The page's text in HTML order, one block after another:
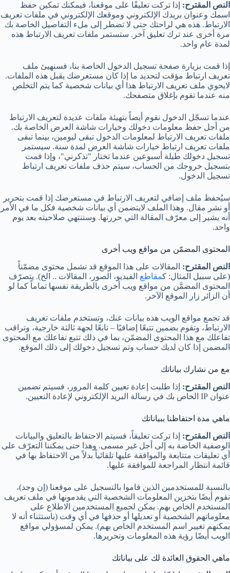
النص المقترح: إذا تركت تعليقًا على موقعنا، فيمكنك تمكين حفظ
اسمك وعنوان بريدك الإلكتروني وموقعك الإلكتروني في ملفات تعريف
الارتباط. هذه هي لراحتك حتى لا تضطر إلى ملء التفاصيل الخاصة بك
مرة أخرى عند ترك تعليق آخر. ستستمر ملفات تعريف الارتباط هذه
لمدة عام واحد.
إذا قمت بزيارة صفحة تسجيل الدخول الخاصة بنا، فسنهيئ ملف
تعريف ارتباط مؤقت لتحديد ما إذا كان مستعرضك يقبل هذه الملفات.
لايحوي ملف تعريف الارتباط هذا أي بيانات شخصية كما يتم التخلص
منه عندما تقوم بإغلاق متصفحك.
عندما تسجّل الدخول نقوم أيضاً بتهيئة ملفات عديدة لتعريف الارتباط
من أجل حفظ معلومات دخولك وخيارات شاشة العرض الخاصة بك.
ملفات تعريف الارتباط لمعلومات الدخول تبقى ليومين، بينما تبقى
ملفات تعريف ارتباط خيارات شاشة العرض لمدة سنة. سيستمر
تسجيل دخولك طيلة أسبوعين عندما تختار "تذكرني"، وإذا قمت
بتسجيل خروجك من الحساب، سيتم حذف ملفات تعريف ارتباط
تسجيل الدخول.
سيُحفظ ملف إضافي لتعريف الارتباط في مستعرضك إذا قمت بتحرير
أو نشر مقال. وهذا الملف لايتضمن أي بيانات شخصية فكل ما في الأمر
أنه يشير إلى معرّف المقالة التي حررتها. وستنتهي صلاحيته بعد يوم
واحد.
المحتوى المضمّن من مواقع ويب أخرى
النص المقترح: المقالات على هذا الموقع قد تشمل محتوى مضمّناً
(على سبيل المثال: كمقاطع الفيديو، الصور، المقالات .. الخ). يتصرّف
المحتوى المضمَّن من مواقع ويب أخرى بالطريقة نفسها تماماً كما لو
أن الزائر زار الموقع الآخر.
قد تجمع مواقع الويب هذه بيانات عنك، وتستخدم ملفات تعريف
الارتباط، وتقوم بضمين تتبعًا إضافيًا – تابعًا لجهة ثالثة خارجية، وتراقب
تفاعلك مع هذا المحتوى المضمّن، بما في ذلك تتبع تفاعلك مع المحتوى
المضمن إذا كان لديك حساب وتم تسجيل دخولك إلى ذلك الموقع.
مع من نشارك بياناتك
النص المقترح: إذا طلبت إعادة تعيين كلمة المرور، فسيتم تضمين
عنوان IP الخاص بك في رسالة البريد الإلكتروني لإعادة التعيين.
ماهي مدة احتفاظنا ببياناتك
النص المقترح: إذا تركت تعليقاً، فسيتم الاحتفاظ بالتعليق والبيانات
الوصفية الخاصة به إلى أجل غير مسمى. وهذا حتى يمكننا التعرّف على
أي تعليقات متتابعة والموافقة عليها تلقائياً بدلاً من الاحتفاظ بها في
قائمة انتظار المراجعة للموافقة عليها.
بالنسبة للمستخدمين الذين قاموا بالتسجيل على موقعنا (إن وجد)،
نقوم أيضًا بتخزين المعلومات الشخصية التي يقدمونها في ملف تعريف
المستخدم الخاص بهم. يمكن لجميع المستخدمين الاطلاع على
معلوماتهم الشخصية أو تعديلها أو حذفها في أي وقت (باستثناء أنه لا
يمكنهم تغيير اسم المستخدم الخاص بهم). يمكن لمسؤولي مواقع
الويب أيضًا رؤية هذه المعلومات وتحريرها.
ماهي الحقوق العائدة لك على بياناتك